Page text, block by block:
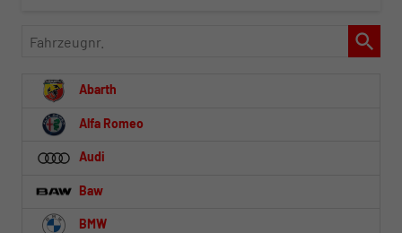
Fahrzeugnr.
Abarth
Alfa Romeo
Audi
Baw
BMW